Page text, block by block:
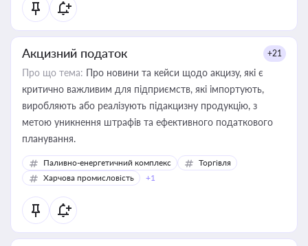
Акцизний податок +21
Про що тема: Про новини та кейси щодо акцизу, які є
критично важливим для підприємств, які імпортують,
виробляють або реалізують підакцизну продукцію, з
метою уникнення штрафів та ефективного податкового
планування.
Паливно-енергетичний комплекс
Торгівля
Харчова промисловість
+1